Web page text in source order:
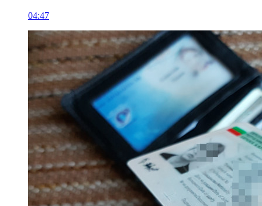
04:47